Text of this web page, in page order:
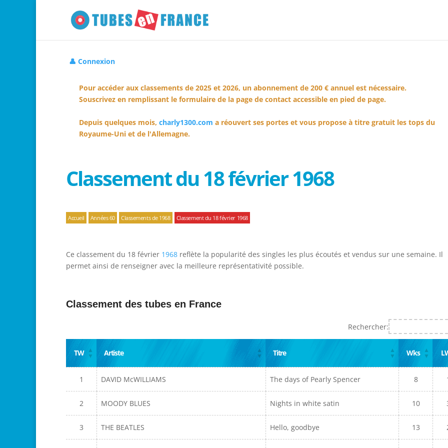
👤 Connexion
Pour accéder aux classements de 2025 et 2026, un abonnement de 200 € annuel est nécessaire.
Souscrivez en remplissant le formulaire de la page de contact accessible en pied de page.
Depuis quelques mois, charly1300.com a réouvert ses portes et vous propose à titre gratuit les tops du
Royaume-Uni et de l'Allemagne.
Classement du 18 février 1968
Accueil Années 60 Classements de 1968 Classement du 18 février 1968
Ce classement du 18 février 1968 reflète la popularité des singles les plus écoutés et vendus sur une semaine. Il
permet ainsi de renseigner avec la meilleure représentativité possible.
Classement des tubes en France
Rechercher:
TW Artiste Titre Wks
1 DAVID McWILLIAMS The days of Pearly Spencer 8
2 MOODY BLUES Nights in white satin 10
3 THE BEATLES Hello, goodbye 13